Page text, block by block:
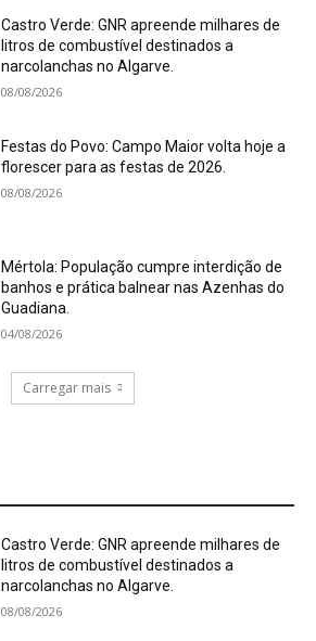
Castro Verde: GNR apreende milhares de
litros de combustível destinados a
narcolanchas no Algarve.
08/08/2026
Festas do Povo: Campo Maior volta hoje a
florescer para as festas de 2026.
08/08/2026
Mértola: População cumpre interdição de
banhos e prática balnear nas Azenhas do
Guadiana.
04/08/2026
Carregar mais
Castro Verde: GNR apreende milhares de
litros de combustível destinados a
narcolanchas no Algarve.
08/08/2026